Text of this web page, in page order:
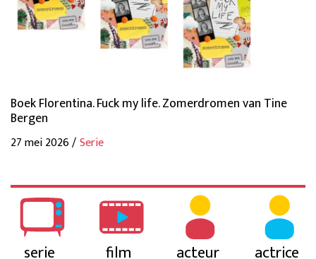
Boek Florentina. Fuck my life. Zomerdromen van Tine
Bergen
27 mei 2026 /Serie
serie film acteur actrice